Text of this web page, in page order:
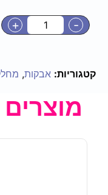
-
+
קטגוריות: אבקות,